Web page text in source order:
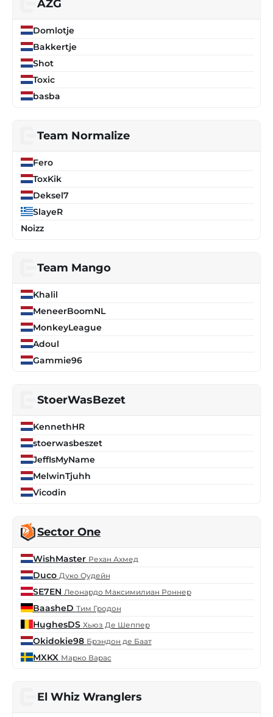
AZG
Domlotje
Bakkertje
Shot
Toxic
basba
Team Normalize
Fero
ToxKik
Deksel7
SlayeR
Noizz
Team Mango
Khalil
MeneerBoomNL
MonkeyLeague
Adoul
Gammie96
StoerWasBezet
KennethHR
stoerwasbeszet
JeffIsMyName
MelwinTjuhh
Vicodin
Sector One
WishMaster Рехан Ахмед
Duco Дуко Оудейн
SE7EN Леонардо Максимилиан Роннер
BaasheD Тим Гродон
HughesDS Хьюз Де Шеппер
Okidokie98 Брэндон де Баат
MXKX Марко Варас
El Whiz Wranglers